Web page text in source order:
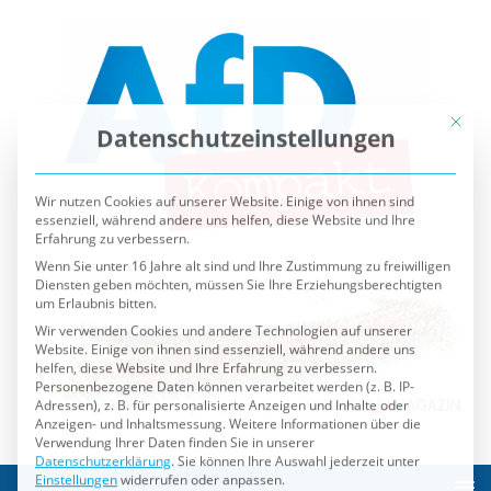
Datenschutzeinstellungen
essenziell, während andere uns helfen, diese Website und Ihre
Erfahrung zu verbessern.
Wenn Sie unter 16 Jahre alt sind und Ihre Zustimmung zu freiwilligen
Diensten geben möchten, müssen Sie Ihre Erziehungsberechtigten
um Erlaubnis bitten.
Wir verwenden Cookies und andere Technologien auf unserer
Website. Einige von ihnen sind essenziell, während andere uns
helfen, diese Website und Ihre Erfahrung zu verbessern.
Personenbezogene Daten können verarbeitet werden (z. B. IP-
Anzeigen- und Inhaltsmessung.Weitere Informationen über die
Verwendung Ihrer Daten finden Sie in unserer
Datenschutzerklärung.Sie können Ihre Auswahl jederzeit unter
Einstellungenwiderrufen oder anpassen.
Es folgt eine Liste der Service-Gruppen, für die eine
Essenziell
Externe Medien